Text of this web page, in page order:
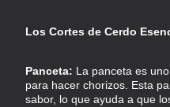
Los Cortes de Cerdo
Panceta: La panceta es
para hacer chorizos. Esta
sabor, lo que ayuda a que